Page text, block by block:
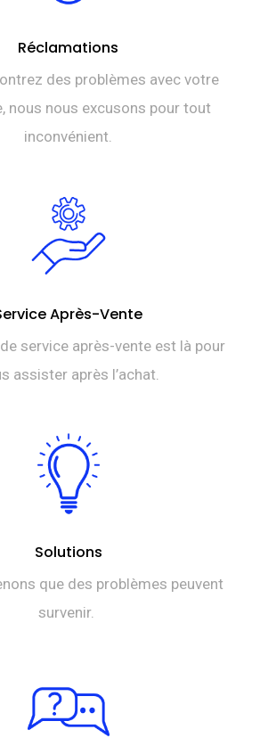
Réclamations
des problèmes avec votre
nous nous excusons pour tout
inconvénient.
Après-Vente
service après-vente est là pour
assister après l’achat.
Solutions
que des problèmes peuvent
survenir.